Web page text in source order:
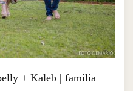
+ Kaleb | família